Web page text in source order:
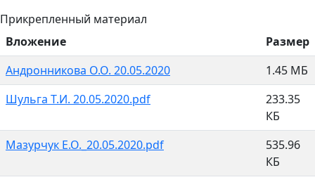
Прикрепленный материал
Вложение
Размер
Андронникова О.О. 20.05.2020
1.45 МБ
Шульга Т.И. 20.05.2020.pdf
233.35
КБ
Мазурчук Е.О._20.05.2020.pdf
535.96
КБ